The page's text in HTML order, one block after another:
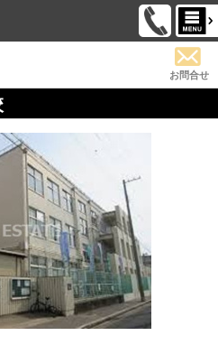
お問合せ